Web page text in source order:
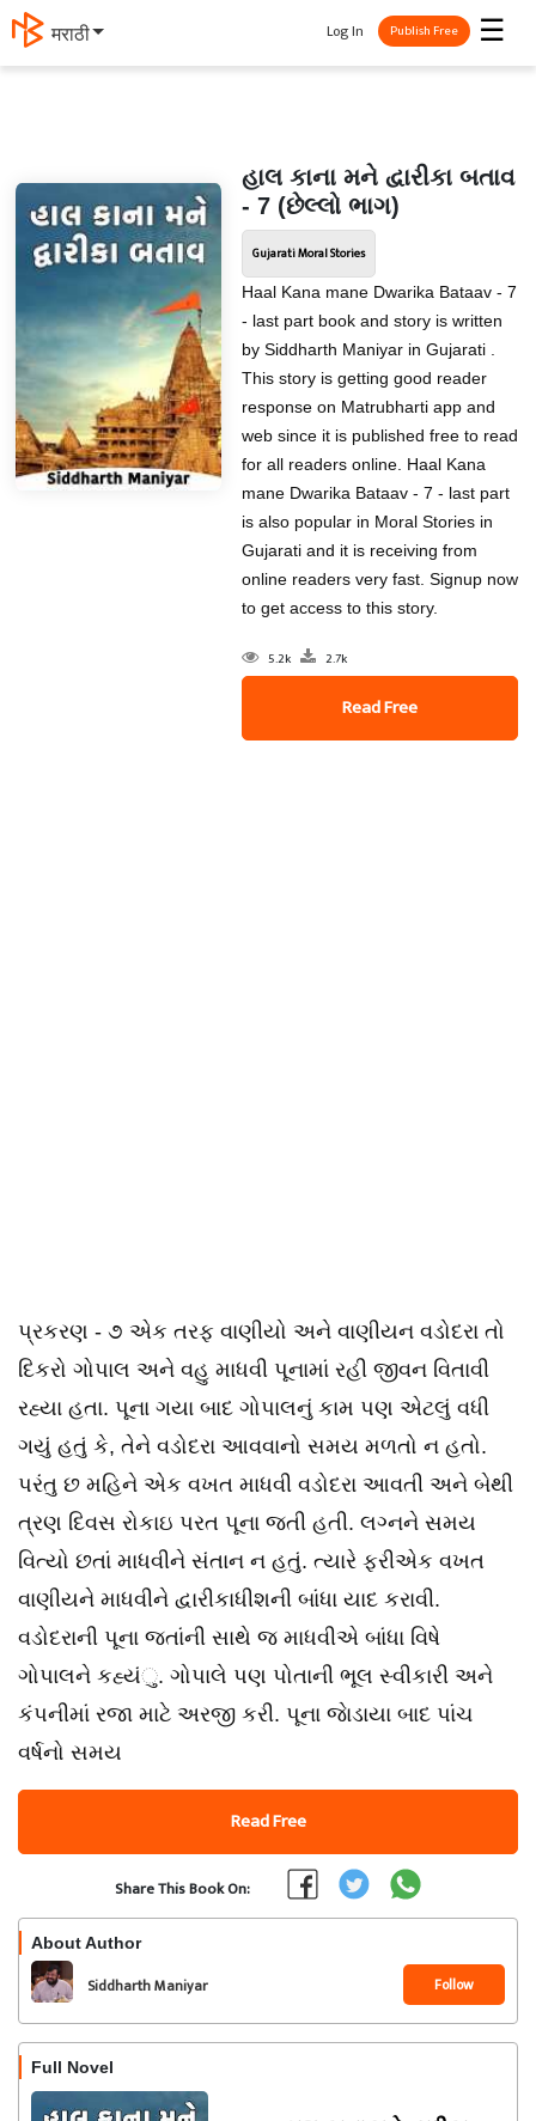
मराठी ☰
Log In Publish Free
હાલ કાના મને દ્વારીકા બતાવ
- 7 (છેલ્લો ભાગ)
Gujarati Moral Stories
Haal Kana mane Dwarika Bataav - 7
- last part book and story is written
by Siddharth Maniyar in Gujarati .
This story is getting good reader
response on Matrubharti app and
web since it is published free to read
for all readers online. Haal Kana
mane Dwarika Bataav - 7 - last part
is also popular in Moral Stories in
Gujarati and it is receiving from
online readers very fast. Signup now
to get access to this story.
5.2k 2.7k
Read Free
પ્રકરણ - ૭ એક તરફ વાણીયો અને વાણીયન વડોદરા તો
દિકરો ગોપાલ અને વહુ માધવી પૂનામાં રહી જીવન વિતાવી
રહ્યા હતા. પૂના ગયા બાદ ગોપાલનું કામ પણ એટલું વધી
ગયું હતું કે, તેને વડોદરા આવવાનો સમય મળતો ન હતો.
પરંતુ છ મહિને એક વખત માધવી વડોદરા આવતી અને બેથી
ત્રણ દિવસ રોકાઇ પરત પૂના જતી હતી. લગ્નને સમય
વિત્યો છતાં માધવીને સંતાન ન હતું. ત્યારે ફરીએક વખત
વાણીયને માધવીને દ્વારીકાધીશની બાંધા યાદ કરાવી.
વડોદરાની પૂના જતાંની સાથે જ માધવીએ બાંધા વિષે
ગોપાલને કહ્યંુ. ગોપાલે પણ પોતાની ભૂલ સ્વીકારી અને
કંપનીમાં રજા માટે અરજી કરી. પૂના જાેડાયા બાદ પાંચ
વર્ષનો સમય
Read Free
Share This Book On:
About Author
Siddharth Maniyar Follow
Full Novel